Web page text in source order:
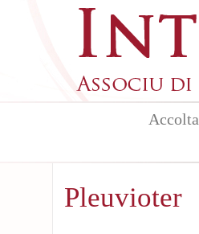
Accolta
Pleuvioter